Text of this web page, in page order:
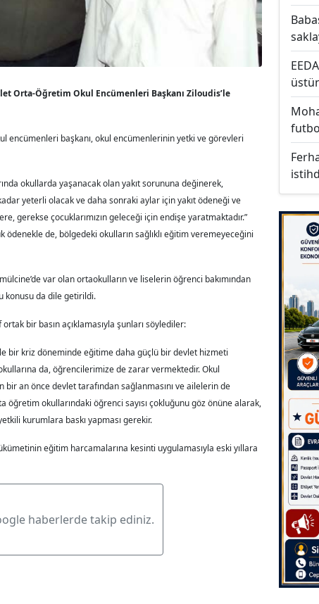
Orta-Öğretim Okul Encümenleri Başkanı Ziloudis’le
encümenleri başkanı, okul encümenlerinin yetki ve görevleri
okullarda yaşanacak olan yakıt sorununa değinerek,
yeterli olacak ve daha sonraki aylar için yakıt ödeneği ve
gerekse çocuklarımızın geleceği için endişe yaratmaktadır.”
ödenekle de, bölgedeki okulların sağlıklı eğitim veremeyeceğini
var olan ortaokulların ve liselerin öğrenci bakımından
konusu da dile getirildi.
bir basın açıklamasıyla şunları söylediler:
bir kriz döneminde eğitime daha güçlü bir devlet hizmeti
da, öğrencilerimize de zarar vermektedir. Okul
an önce devlet tarafından sağlanmasını ve ailelerin de
öğretim okullarındaki öğrenci sayısı çokluğunu göz önüne alarak,
kurumlara baskı yapması gerekir.
eğitim harcamalarına kesinti uygulamasıyla eski yıllara
haberlerde takip ediniz.